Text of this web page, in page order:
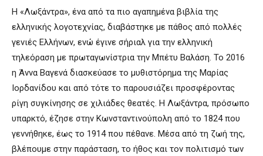
Η «Λωξάντρα», ένα από τα πιο αγαπημένα βιβλία της
ελληνικής λογοτεχνίας, διαβάστηκε με πάθος από πολλές
γενιές Ελλήνων, ενώ έγινε σήριαλ για την ελληνική
τηλεόραση με πρωταγωνίστρια την Μπέτυ Βαλάση. Το 2016
η Άννα Βαγενά διασκεύασε το μυθιστόρημα της Μαρίας
Ιορδανίδου και από τότε το παρουσιάζει προσφέροντας
ρίγη συγκίνησης σε χιλιάδες θεατές. Η Λωξάντρα, πρόσωπο
υπαρκτό, έζησε στην Κωνσταντινούπολη από το 1824 που
γεννήθηκε, έως το 1914 που πέθανε. Μέσα από τη ζωή της,
βλέπουμε στην παράσταση, το ήθος και τον πολιτισμό των